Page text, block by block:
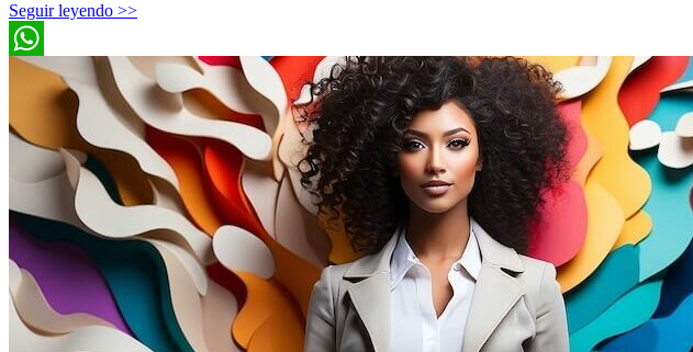
Seguir leyendo >>
WhatsApp